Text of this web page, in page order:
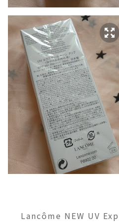
Lancôme NEW UV